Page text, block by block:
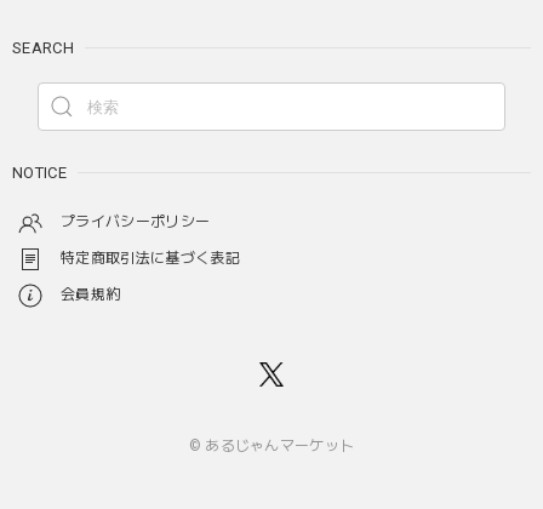
SEARCH
NOTICE
プライバシーポリシー
特定商取引法に基づく表記
会員規約
© あるじゃんマーケット